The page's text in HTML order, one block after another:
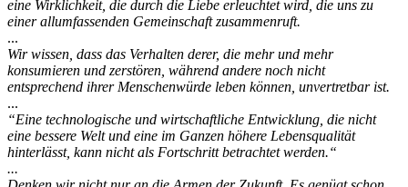
eine Wirklichkeit, die durch die Liebe erleuchtet wird, die uns zu
einer allumfassenden Gemeinschaft zusammenruft.
...
Wir wissen, dass das Verhalten derer, die mehr und mehr
konsumieren und zerstören, während andere noch nicht
entsprechend ihrer Menschenwürde leben können, unvertretbar ist.
...
“Eine technologische und wirtschaftliche Entwicklung, die nicht
eine bessere Welt und eine im Ganzen höhere Lebensqualität
hinterlässt, kann nicht als Fortschritt betrachtet werden.“
...